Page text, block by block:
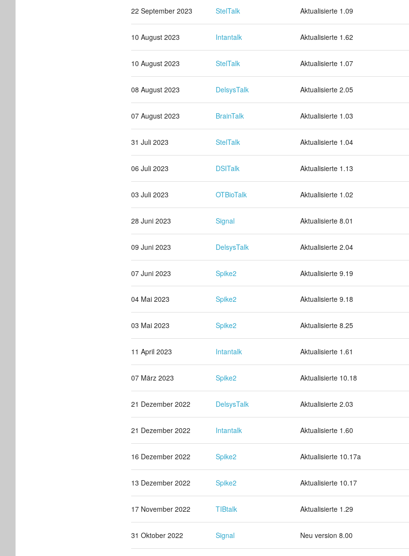
22 September 2023 StelTalk Aktualisierte 1.09
10 August 2023 Intantalk Aktualisierte 1.62
10 August 2023 StelTalk Aktualisierte 1.07
08 August 2023 DelsysTalk Aktualisierte 2.05
07 August 2023 BrainTalk Aktualisierte 1.03
31 Juli 2023 StelTalk Aktualisierte 1.04
06 Juli 2023 DSITalk Aktualisierte 1.13
03 Juli 2023 OTBioTalk Aktualisierte 1.02
28 Juni 2023 Signal Aktualisierte 8.01
09 Juni 2023 DelsysTalk Aktualisierte 2.04
07 Juni 2023 Spike2 Aktualisierte 9.19
04 Mai 2023 Spike2 Aktualisierte 9.18
03 Mai 2023 Spike2 Aktualisierte 8.25
11 April 2023 Intantalk Aktualisierte 1.61
07 März 2023 Spike2 Aktualisierte 10.18
21 Dezember 2022 DelsysTalk Aktualisierte 2.03
21 Dezember 2022 Intantalk Aktualisierte 1.60
16 Dezember 2022 Spike2 Aktualisierte 10.17a
13 Dezember 2022 Spike2 Aktualisierte 10.17
17 November 2022 TIBtalk Aktualisierte 1.29
31 Oktober 2022 Signal Neu version 8.00